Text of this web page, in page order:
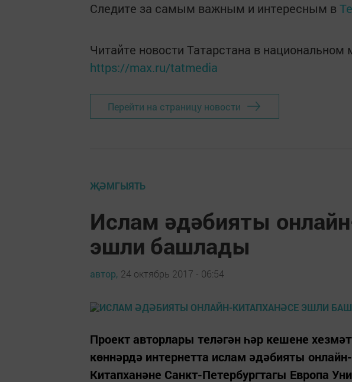
Следите за самым важным и интересным в
Читайте новости Татарстана в
https://max.ru/tatmedia
Перейти на страницу новости
ҖӘМГЫЯТЬ
Ислам әдәбияты
эшли башлады
автор, 24 октябрь 2017 - 06:54
Проект авторлары теләгән һәр кешене
көннәрдә интернетта ислам әдәбияты
Китапханәне Санкт-Петербургтагы Европа